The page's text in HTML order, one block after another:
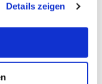
Details zeigen